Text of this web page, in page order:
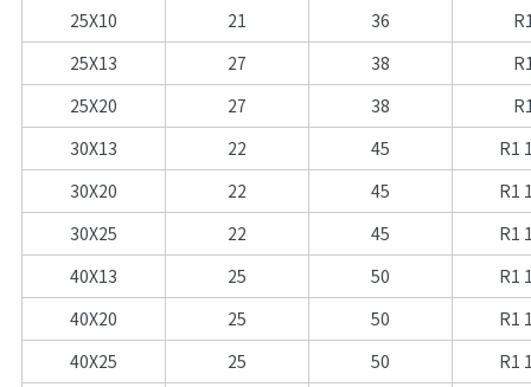
25X10
21 36
25X13
27 38
25X20
27 38
30X13
22 45
R1
30X20
22 45
R1
30X25
22 45
R1
40X13
25 50
R1
40X20
25 50
R1
40X25
25 50
R1